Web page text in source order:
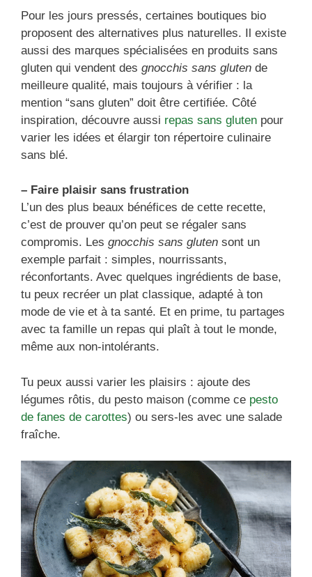
Pour les jours pressés, certaines boutiques bio
proposent des alternatives plus naturelles. Il existe
aussi des marques spécialisées en produits sans
gluten qui vendent des gnocchis sans gluten de
meilleure qualité, mais toujours à vérifier : la
mention “sans gluten” doit être certifiée. Côté
inspiration, découvre aussi repas sans gluten pour
varier les idées et élargir ton répertoire culinaire
sans blé.
– Faire plaisir sans frustration
L’un des plus beaux bénéfices de cette recette,
c’est de prouver qu’on peut se régaler sans
compromis. Les gnocchis sans gluten sont un
exemple parfait : simples, nourrissants,
réconfortants. Avec quelques ingrédients de base,
tu peux recréer un plat classique, adapté à ton
mode de vie et à ta santé. Et en prime, tu partages
avec ta famille un repas qui plaît à tout le monde,
même aux non-intolérants.
Tu peux aussi varier les plaisirs : ajoute des
légumes rôtis, du pesto maison (comme ce pesto
de fanes de carottes) ou sers-les avec une salade
fraîche.